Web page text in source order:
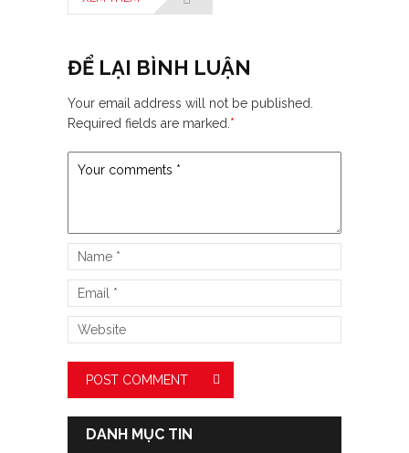
ĐỂ LẠI BÌNH LUẬN
Your email address will not be published.
Required fields are marked. *
DANH MỤC TIN